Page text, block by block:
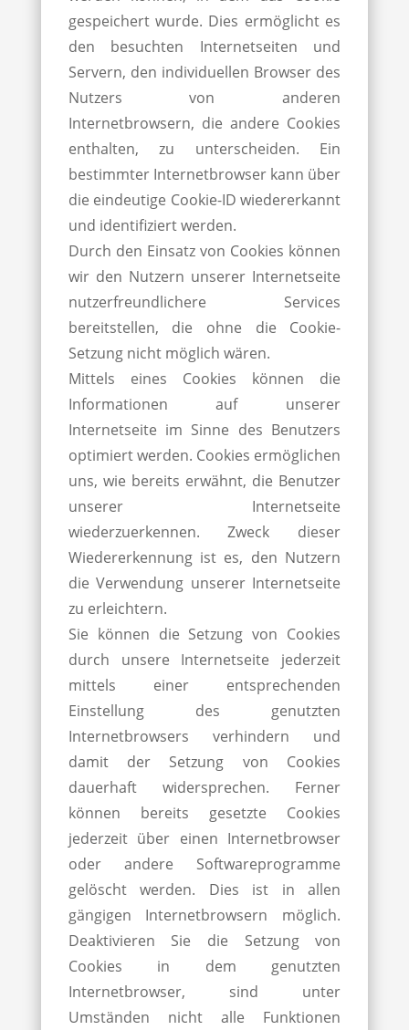
gespeichert wurde. Dies ermöglicht es
den besuchten Internetseiten und
Servern, den individuellen Browser des
Nutzers von anderen
Internetbrowsern, die andere Cookies
enthalten, zu unterscheiden. Ein
bestimmter Internetbrowser kann über
die eindeutige Cookie-ID wiedererkannt
und identifiziert werden.
Durch den Einsatz von Cookies können
wir den Nutzern unserer Internetseite
nutzerfreundlichere Services
bereitstellen, die ohne die Cookie-
Setzung nicht möglich wären.
Mittels eines Cookies können die
Informationen auf unserer
Internetseite im Sinne des Benutzers
optimiert werden. Cookies ermöglichen
uns, wie bereits erwähnt, die Benutzer
unserer Internetseite
wiederzuerkennen. Zweck dieser
Wiedererkennung ist es, den Nutzern
die Verwendung unserer Internetseite
zu erleichtern.
Sie können die Setzung von Cookies
durch unsere Internetseite jederzeit
mittels einer entsprechenden
Einstellung des genutzten
Internetbrowsers verhindern und
damit der Setzung von Cookies
dauerhaft widersprechen. Ferner
können bereits gesetzte Cookies
jederzeit über einen Internetbrowser
oder andere Softwareprogramme
gelöscht werden. Dies ist in allen
gängigen Internetbrowsern möglich.
Deaktivieren Sie die Setzung von
Cookies in dem genutzten
Internetbrowser, sind unter
Umständen nicht alle Funktionen